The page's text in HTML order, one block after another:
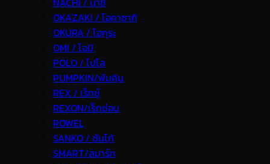
OKAZAKI / โอคาซากิ
OKURA / โอกุระ
OMI / โอมิ
POLO / โปโล
PUMPKIN/พัมคิน
REX / เร็กช์
REXON/เร็กซ่อน
ROWEL
SANKO / ซันโก้
SMART/สมาร์ท